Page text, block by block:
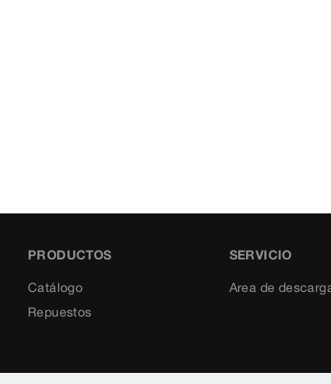
PRODUCTOS
Catálogo
Repuestos
SERVICIO
Area de